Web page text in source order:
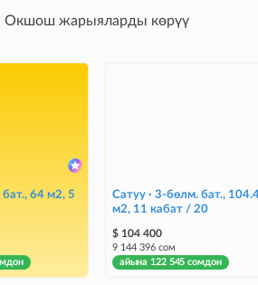
Окшош жарыяларды көрүү
64 м2, 5
Сатуу · 3-бөлм. бат.,
м2, 11 кабат / 20
$ 104 400
9 144 396 сом
айына 122 545 сомдон